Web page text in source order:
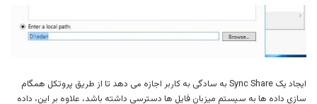
ایجاد یک Sync Share به سادگی به کاربر اجازه می دهد تا از طریق پروتکل همگام
سازی داده ها به سیستم میزبان فایل ها دسترسی داشته باشد، علاوه بر این، داده